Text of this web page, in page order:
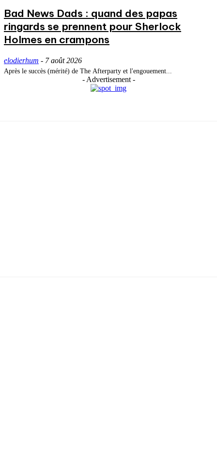
Bad News Dads : quand des papas
ringards se prennent pour Sherlock
Holmes en crampons
elodierhum - 7 août 2026
Après le succès (mérité) de The Afterparty et l'engouement...
- Advertisement -